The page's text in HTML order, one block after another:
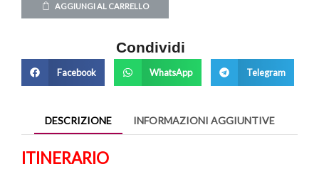
AGGIUNGI AL CARRELLO
Condividi
Facebook WhatsApp Telegram
DESCRIZIONE INFORMAZIONI AGGIUNTIVE
ITINERARIO